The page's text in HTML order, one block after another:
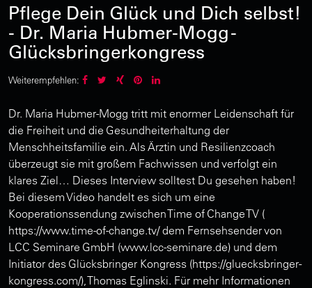
Pflege Dein Glück und Dich selbst!
- Dr. Maria Hubmer-Mogg -
Glücksbringerkongress
Weiterempfehlen:
Dr. Maria Hubmer-Mogg tritt mit enormer Leidenschaft für
die Freiheit und die Gesundheiterhaltung der
Menschheitsfamilie ein. Als Ärztin und Resilienzcoach
überzeugt sie mit großem Fachwissen und verfolgt ein
klares Ziel… Dieses Interview solltest Du gesehen haben!
Bei diesem Video handelt es sich um eine
Kooperationssendung zwischen Time of Change TV (
https://www.time-of-change.tv/ dem Fernsehsender von
LCC Seminare GmbH (www.lcc-seminare.de) und dem
Initiator des Glücksbringer Kongress (https://gluecksbringer-
kongress.com/), Thomas Eglinski. Für mehr Informationen